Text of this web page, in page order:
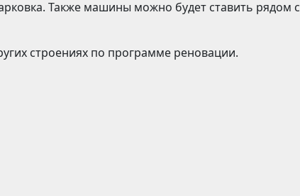
Также машины можно будет ставить рядом с
строениях по программе реновации.